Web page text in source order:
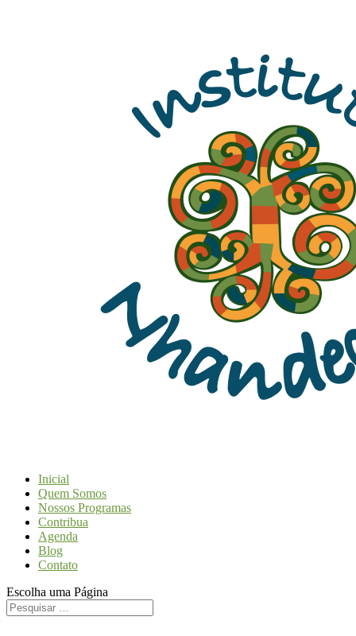
Inicial
Quem Somos
Nossos Programas
Contribua
Agenda
Blog
Contato
Escolha uma Página